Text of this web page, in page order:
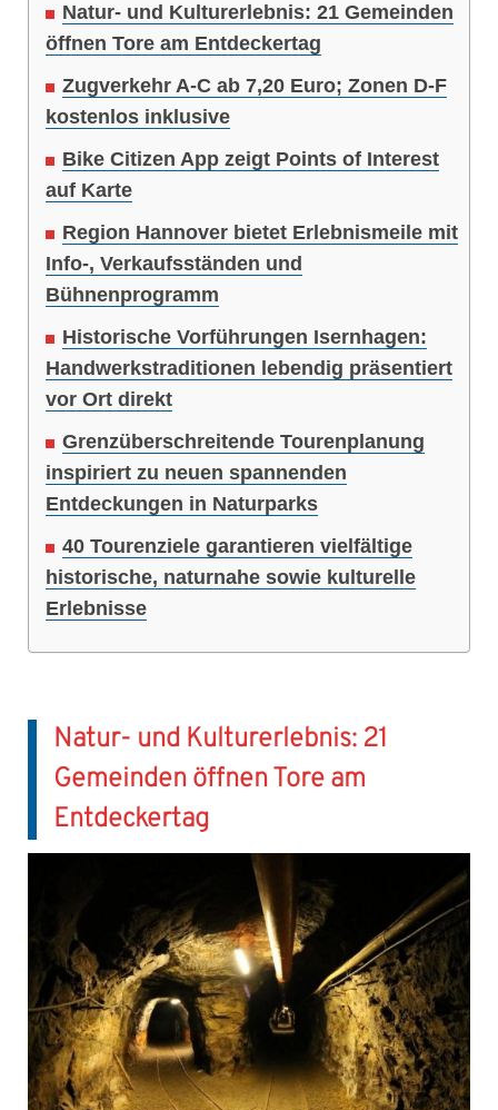
Natur- und Kulturerlebnis: 21 Gemeinden
öffnen Tore am Entdeckertag
Zugverkehr A-C ab 7,20 Euro; Zonen D-F
kostenlos inklusive
Bike Citizen App zeigt Points of Interest
auf Karte
Region Hannover bietet Erlebnismeile mit
Info-, Verkaufsständen und
Bühnenprogramm
Historische Vorführungen Isernhagen:
Handwerkstraditionen lebendig präsentiert
vor Ort direkt
Grenzüberschreitende Tourenplanung
inspiriert zu neuen spannenden
Entdeckungen in Naturparks
40 Tourenziele garantieren vielfältige
historische, naturnahe sowie kulturelle
Erlebnisse
Natur- und Kulturerlebnis: 21
Gemeinden öffnen Tore am
Entdeckertag